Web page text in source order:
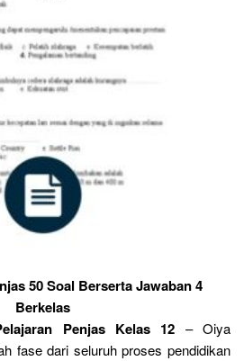
50 Soal Berserta Jawaban 4
Berkelas
Penjas Kelas 12 – Oiya
fase dari seluruh proses pendidikan